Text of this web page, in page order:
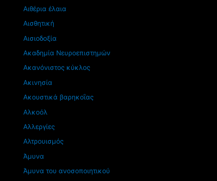
Αιθέρια έλαια
Αισθητική
Αισιοδοξία
Ακαδημία Νευροεπιστημών
Ακανόνιστος κύκλος
Ακινησία
Ακουστικά βαρηκοΐας
Αλκοόλ
Αλλεργίες
Αλτρουισμός
Άμυνα
Άμυνα του ανοσοποιητικού